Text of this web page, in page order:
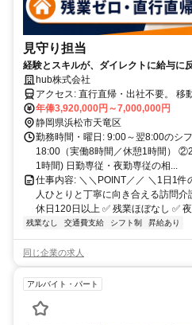
見守り担当
経験とスキルが、ダイレクトに給与に
直帰で業界最高水準の月給50万円も可
OK！あなたのスキルをフルに活かし
hub株式会社
アクセス: 直行直帰・出社不要。 移動は自家用車、公共交通どちらで
も可。
年俸3,920,000円～7,000,000円
静岡県浜松市天竜区
勤務時間・曜日: 9:00～翌8:00のシ
18:00（実働8時間／休憩1時間）
1時間) 日勤専従・夜勤専従の相...
仕事内容: ＼＼POINT／／ ＼1日1
人ひとりと丁寧に向き合える訪問介
休日120日以上 ✅ 残業ほぼなし ✅
残業なし 交通費支給 シフト制 昇給あり
同じ企業の求人
アルバイト・パート